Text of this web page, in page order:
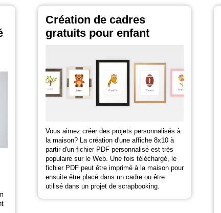
Création de cadres
gratuits pour enfant
Vous aimez créer des projets personnalisés à
la maison? La création d'une affiche 8x10 à
partir d'un fichier PDF personnalisé est très
populaire sur le Web. Une fois téléchargé, le
fichier PDF peut être imprimé à la maison pour
ensuite être placé dans un cadre ou être
utilisé dans un projet de scrapbooking.